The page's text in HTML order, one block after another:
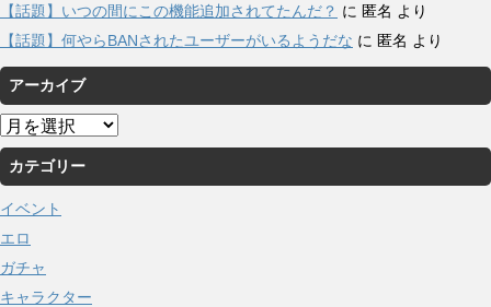
【話題】いつの間にこの機能追加されてたんだ？ に 匿名 より
【話題】何やらBANされたユーザーがいるようだな に 匿名 より
アーカイブ
ア
ー
カ
イ
ブ
カテゴリー
イベント
エロ
ガチャ
キャラクター